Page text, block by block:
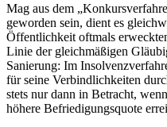
Mag aus dem
geworden sein, dient es
Öffentlichkeit oftmals
Linie der gleichmäßigen
Sanierung: Im
für seine Verbindlichkeiten
stets nur dann in Betracht,
höhere Befriedigungsquote